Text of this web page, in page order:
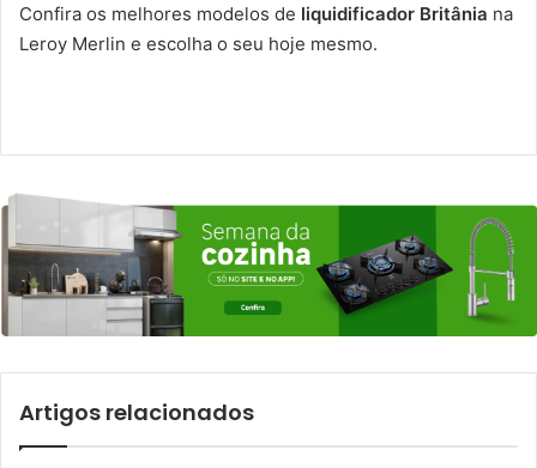
Confira os melhores modelos de liquidificador Britânia na
Leroy Merlin e escolha o seu hoje mesmo.
Artigos relacionados